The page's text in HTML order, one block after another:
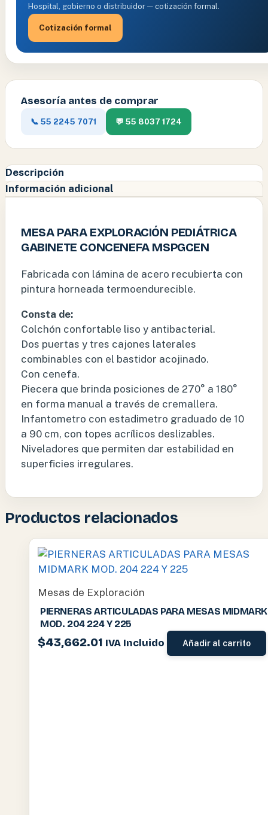
Hospital, gobierno o distribuidor — cotización formal.
Cotización formal
Asesoría antes de comprar
📞 55 2245 7071 💬 55 8037 1724
Descripción
Información adicional
MESA PARA EXPLORACIÓN PEDIÁTRICA
GABINETE CONCENEFA MSPGCEN
Fabricada con lámina de acero recubierta con
pintura horneada termoendurecible.
Consta de:
Colchón confortable liso y antibacterial.
Dos puertas y tres cajones laterales
combinables con el bastidor acojinado.
Con cenefa.
Piecera que brinda posiciones de 270° a 180°
en forma manual a través de cremallera.
Infantometro con estadimetro graduado de 10
a 90 cm, con topes acrílicos deslizables.
Niveladores que permiten dar estabilidad en
superficies irregulares.
Productos relacionados
Mesas de Exploración
PIERNERAS ARTICULADAS PARA MESAS MIDMARK
MOD. 204 224 Y 225
$43,662.01 IVA Incluido Añadir al carrito